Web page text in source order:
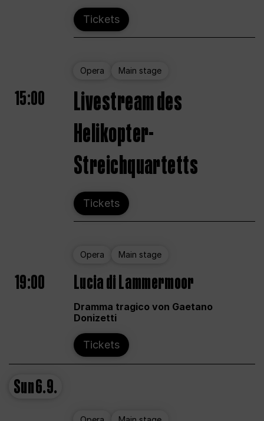
Tickets
Opera Main stage
15:00
Livestream des
Helikopter-
Streichquartetts
Tickets
Opera Main stage
19:00 Lucia di Lammermoor
Dramma tragico von Gaetano
Donizetti
Tickets
Sun6.9.